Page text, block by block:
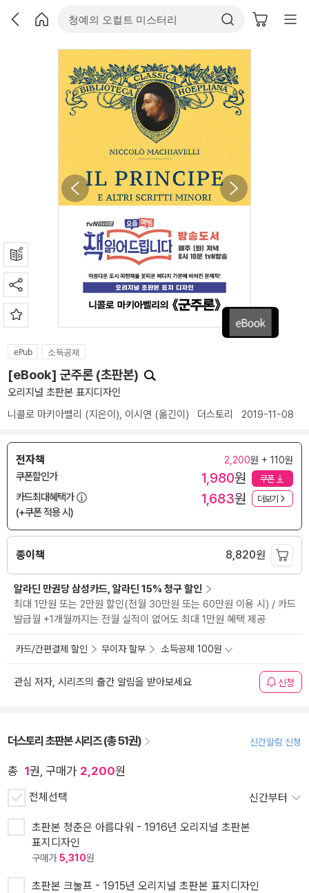
ePub 소득공제
[eBook] 군주론 (초판본)
오리지널 초판본 표지디자인
니콜로 마키아벨리 (지은이), 이시연 (옮긴이) 더스토리 2019-11-08
전자책 2,200원 + 110원
쿠폰할인가 1,980원 쿠폰
카드최대혜택가
(+쿠폰 적용 시)
1,683원 더보기
종이책 8,820원
알라딘 만권당 삼성카드, 알라딘 15% 청구 할인
최대 1만원 또는 2만원 할인(전월 30만원 또는 60만원 이용 시) / 카드
발급월 +1개월까지는 전월 실적이 없어도 최대 1만원 혜택 제공
카드/간편결제 할인 무이자 할부 소득공제 100원
관심 저자, 시리즈의 출간 알림을 받아보세요 신청
더스토리 초판본 시리즈 (총 51권) 신간알림 신청
총 1권, 구매가 2,200원
전체선택 신간부터
초판본 청춘은 아름다워 - 1916년 오리지널 초판본
표지디자인
구매가5,310원
초판본 크눌프 - 1915년 오리지널 초판본 표지디자인